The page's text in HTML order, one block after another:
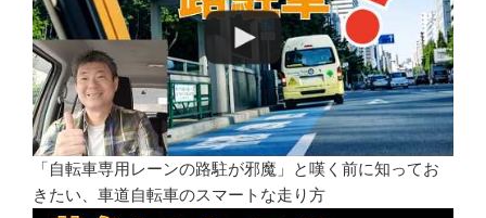
「自転車専用レーンの路駐が邪魔」と嘆く前に知ってお
きたい、車道自転車のスマートな走り方